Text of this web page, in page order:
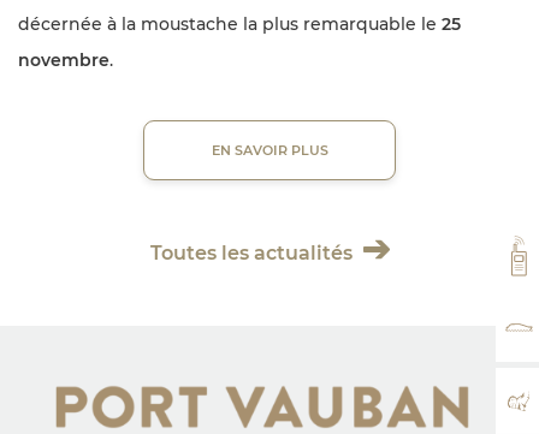
décernée à la moustache la plus remarquable le 25
novembre.
EN SAVOIR PLUS
Toutes les actualités